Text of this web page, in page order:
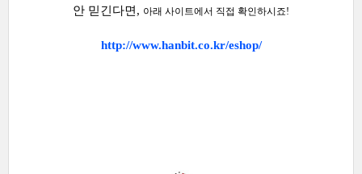
안 믿긴다면, 아래 사이트에서 직접 확인하시죠!
http://www.hanbit.co.kr/eshop/